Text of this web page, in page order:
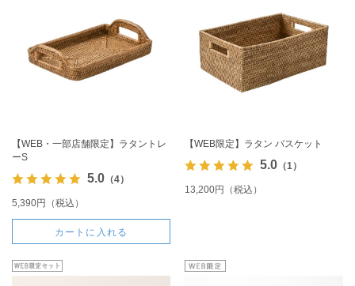
【WEB・一部店舗限定】ラタントレ
ーS
5.0（4）
5,390円（税込）
カートに入れる
【WEB限定】ラタン バスケット
5.0（1）
13,200円（税込）